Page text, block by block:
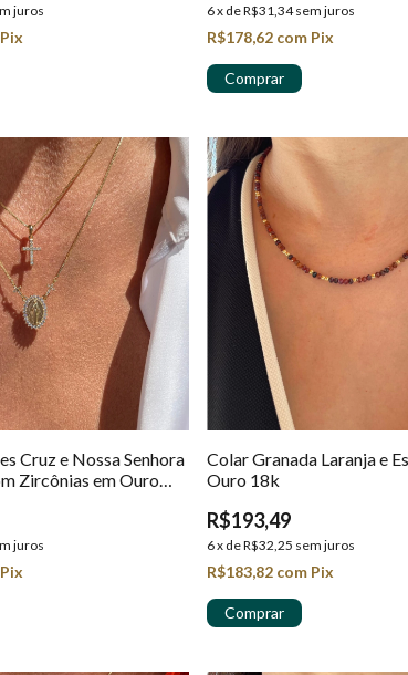
juros
Pix
6x deR$31,34 sem juros
R$178,62 com Pix
Cruz e Nossa Senhora
Zircônias em Ouro
juros
Pix
Colar Granada Laranja e
Ouro 18k
R$193,49
6x deR$32,25 sem juros
R$183,82 com Pix